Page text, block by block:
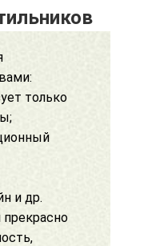
только
и др.